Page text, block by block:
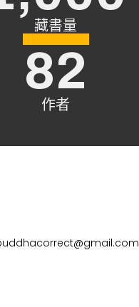
推斷 – 十二
推斷 – 十三
藏書量
作者
82